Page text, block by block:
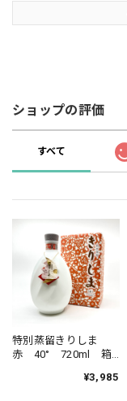
ショップの評価
すべて
特別蒸留きりしま
赤 40° 720ml 箱
うりゅうきりしま
¥3,985